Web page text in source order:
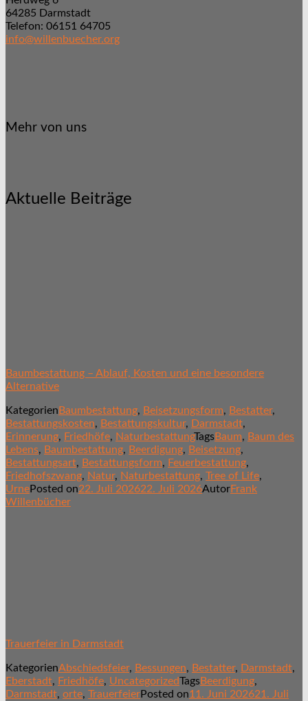
64285 Darmstadt
Telefon: 06151 64705
info@willenbuecher.org
Mehr von uns
Aktuelle Beiträge
Baumbestattung – Ablauf, Kosten und eine besondere
Alternative
Kategorien Baumbestattung, Beisetzungsform, Bestatter,
Bestattungskosten, Bestattungskultur, Darmstadt,
Erinnerung, Friedhöfe, NaturbestattungTagsBaum, Baum des
Lebens, Baumbestattung, Beerdigung, Beisetzung,
Bestattungsart, Bestattungsform, Feuerbestattung,
Friedhofszwang, Natur, Naturbestattung, Tree of Life,
UrnePosted on22. Juli 202622. Juli 2026AutorFrank
Willenbücher
Trauerfeier in Darmstadt
KategorienAbschiedsfeier, Bessungen, Bestatter, Darmstadt,
Eberstadt, Friedhöfe, UncategorizedTagsBeerdigung,
Darmstadt, orte, TrauerfeierPosted on11. Juni 202621. Juli